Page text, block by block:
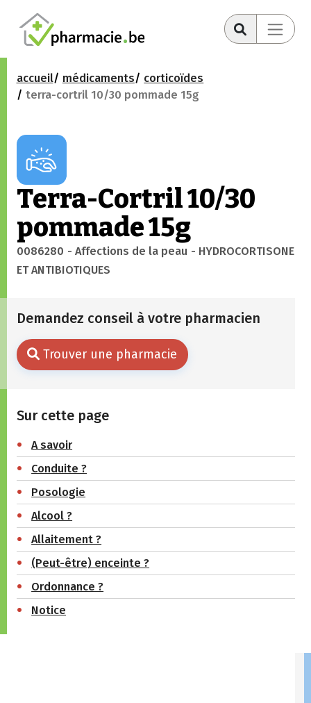
accueil médicaments
corticoïdes
terra-cortril 10/30 pommade 15g
Terra-Cortril 10/30
pommade 15g
0086280 - Affections de la peau - HYDROCORTISONE
ET ANTIBIOTIQUES
Demandez conseil à votre pharmacien
Trouver une pharmacie
Sur cette page
A savoir
Conduite ?
Posologie
Alcool ?
Allaitement ?
(Peut-être) enceinte ?
Ordonnance ?
Notice